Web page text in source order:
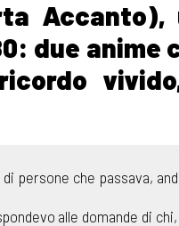
Accanto),
due anime
che passava,
alle domande di